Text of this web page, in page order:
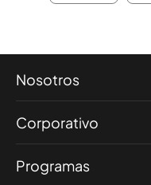
Nosotros
Corporativo
Programas